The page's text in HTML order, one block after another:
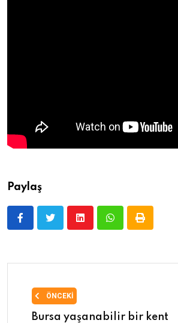
Paylaş
ÖNCEKI
Bursa yaşanabilir bir kent